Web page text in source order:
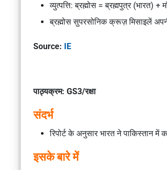
व्युत्पत्ति: ब्रह्मोस = ब्रह्मपुत्र (भारत)
ब्रह्मोस सुपरसोनिक क्रूज़ मिसाइलें
Source: IE
पाठ्यक्रम: GS3/रक्षा
संदर्भ
रिपोर्ट के अनुसार भारत ने पाकिस्तान में
इसके बारे में